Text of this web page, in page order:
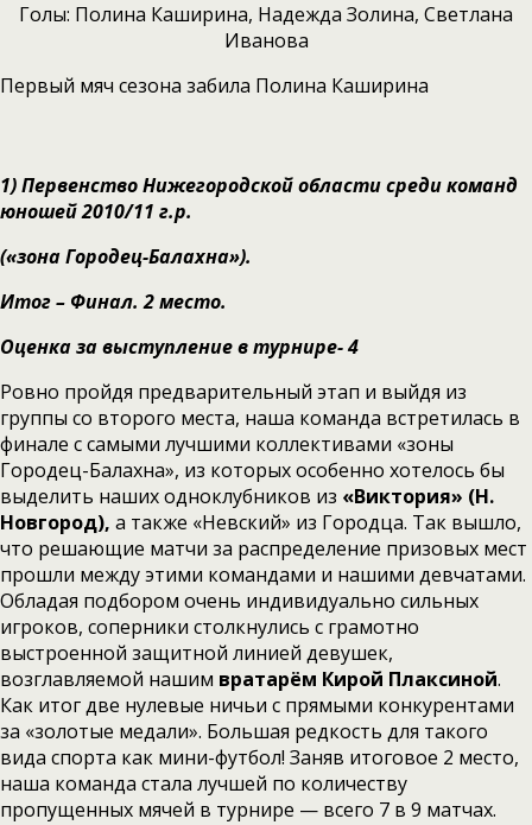
Голы: Полина Каширина, Надежда Золина, Светлана
Иванова
Первый мяч сезона забила Полина Каширина
1)Первенство Нижегородской области среди команд
юношей 2010/11 г.р.
(«зона Городец-Балахна»).
Итог – Финал. 2 место.
Оценка за выступление в турнире- 4
Ровно пройдя предварительный этап и выйдя из
группы со второго места, наша команда встретилась в
финале с самыми лучшими коллективами «зоны
Городец-Балахна», из которых особенно хотелось бы
выделить наших одноклубников из «Виктория» (Н.
Новгород), а также «Невский» из Городца. Так вышло,
что решающие матчи за распределение призовых мест
прошли между этими командами и нашими девчатами.
Обладая подбором очень индивидуально сильных
игроков, соперники столкнулись с грамотно
выстроенной защитной линией девушек,
возглавляемой нашим вратарём Кирой Плаксиной.
Как итог две нулевые ничьи с прямыми конкурентами
за «золотые медали». Большая редкость для такого
вида спорта как мини-футбол! Заняв итоговое 2 место,
наша команда стала лучшей по количеству
пропущенных мячей в турнире — всего 7 в 9 матчах.